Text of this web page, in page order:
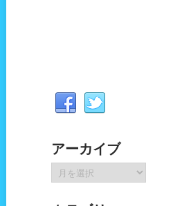
アーカイブ
ー